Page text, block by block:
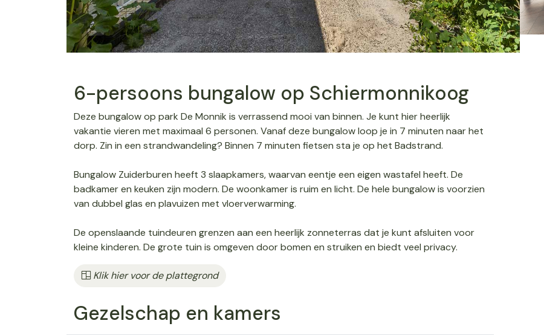
6-persoons bungalow op Schiermonnikoog
Deze bungalow op park De Monnik is verrassend mooi van binnen. Je kunt hier heerlijk
vakantie vieren met maximaal 6 personen. Vanaf deze bungalow loop je in 7 minuten naar het
dorp. Zin in een strandwandeling? Binnen 7 minuten fietsen sta je op het Badstrand.
Bungalow Zuiderburen heeft 3 slaapkamers, waarvan eentje een eigen wastafel heeft. De
badkamer en keuken zijn modern. De woonkamer is ruim en licht. De hele bungalow is voorzien
van dubbel glas en plavuizen met vloerverwarming.
De openslaande tuindeuren grenzen aan een heerlijk zonneterras dat je kunt afsluiten voor
kleine kinderen. De grote tuin is omgeven door bomen en struiken en biedt veel privacy.
Klik hier voor de plattegrond
Gezelschap en kamers